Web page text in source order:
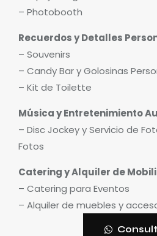
– Photobooth
Recuerdos y Detalles
– Souvenirs
– Candy Bar y Golosinas
– Kit de Toilette
Música y Entretenimiento
– Disc Jockey y Servicio de
Fotos
Catering y Alquiler de
– Catering para Eventos
– Alquiler de muebles y